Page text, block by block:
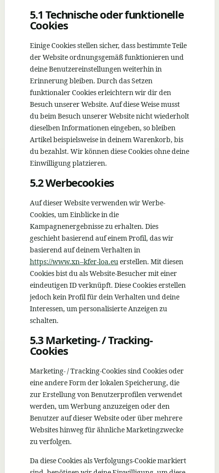
5.1 Technische oder funktionelle
Cookies
Einige Cookies stellen sicher, dass bestimmte Teile
der Website ordnungsgemäß funktionieren und
deine Benutzereinstellungen weiterhin in
Erinnerung bleiben. Durch das Setzen
funktionaler Cookies erleichtern wir dir den
Besuch unserer Website. Auf diese Weise musst
du beim Besuch unserer Website nicht wiederholt
dieselben Informationen eingeben, so bleiben
Artikel beispielsweise in deinem Warenkorb, bis
du bezahlst. Wir können diese Cookies ohne deine
Einwilligung platzieren.
5.2 Werbecookies
Auf dieser Website verwenden wir Werbe-
Cookies, um Einblicke in die
Kampagnenergebnisse zu erhalten. Dies
geschieht basierend auf einem Profil, das wir
basierend auf deinem Verhalten in
https://www.xn--kfer-loa.euerstellen. Mit diesen
Cookies bist du als Website-Besucher mit einer
eindeutigen ID verknüpft. Diese Cookies erstellen
jedoch kein Profil für dein Verhalten und deine
Interessen, um personalisierte Anzeigen zu
schalten.
5.3 Marketing- / Tracking-
Cookies
Marketing- / Tracking-Cookies sind Cookies oder
eine andere Form der lokalen Speicherung, die
zur Erstellung von Benutzerprofilen verwendet
werden, um Werbung anzuzeigen oder den
Benutzer auf dieser Website oder über mehrere
Websites hinweg für ähnliche Marketingzwecke
zu verfolgen.
Da diese Cookies als Verfolgungs-Cookie markiert